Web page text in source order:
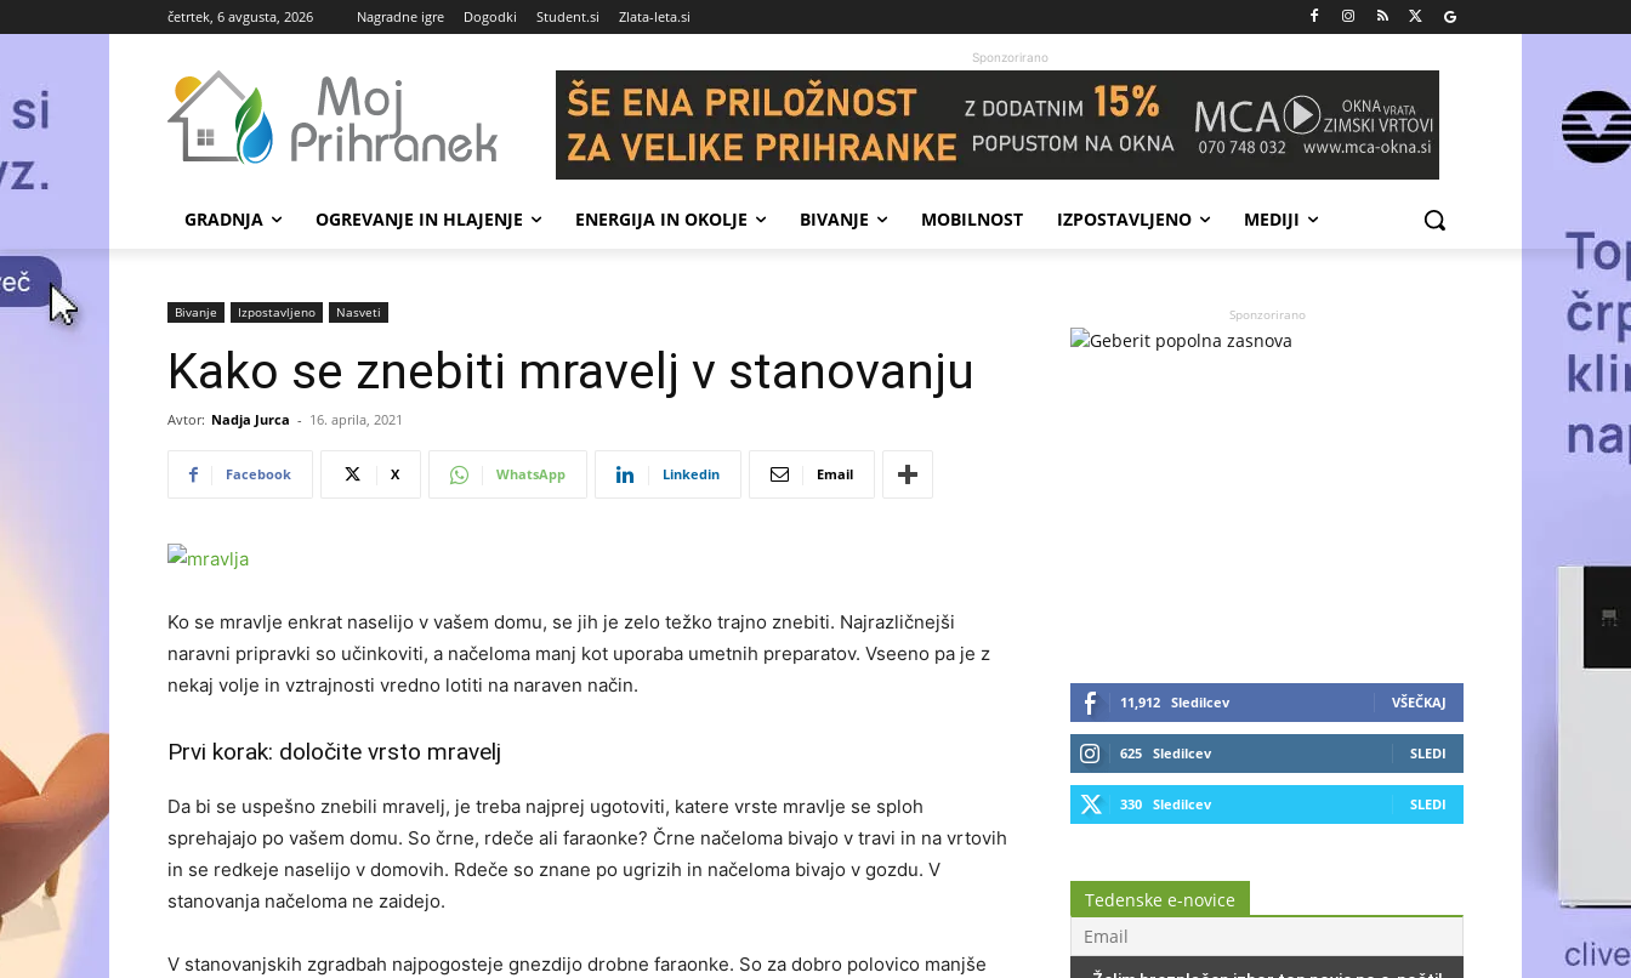
četrtek, 6 avgusta, 2026 Nagradne igre Dogodki Student.si Zlata-leta.si
Sponzorirano
GRADNJA OGREVANJE IN HLAJENJE ENERGIJA IN OKOLJE BIVANJE MOBILNOST IZPOSTAVLJENO MEDIJI
Bivanje Izpostavljeno Nasveti
Kako se znebiti mravelj v stanovanju
Avtor: Nadja Jurca - 16. aprila, 2021
Facebook X WhatsApp Linkedin Email
Ko se mravlje enkrat naselijo v vašem domu, se jih je zelo težko trajno znebiti. Najrazličnejši
naravni pripravki so učinkoviti, a načeloma manj kot uporaba umetnih preparatov. Vseeno pa je z
nekaj volje in vztrajnosti vredno lotiti na naraven način.
Prvi korak: določite vrsto mravelj
Da bi se uspešno znebili mravelj, je treba najprej ugotoviti, katere vrste mravlje se sploh
sprehajajo po vašem domu. So črne, rdeče ali faraonke? Črne načeloma bivajo v travi in na vrtovih
in se redkeje naselijo v domovih. Rdeče so znane po ugrizih in načeloma bivajo v gozdu. V
stanovanja načeloma ne zaidejo.
V stanovanjskih zgradbah najpogosteje gnezdijo drobne faraonke. So za dobro polovico manjše
Sponzorirano
11,912 Sledilcev VŠEČKAJ
625 Sledilcev SLEDI
330 Sledilcev SLEDI
Tedenske e-novice